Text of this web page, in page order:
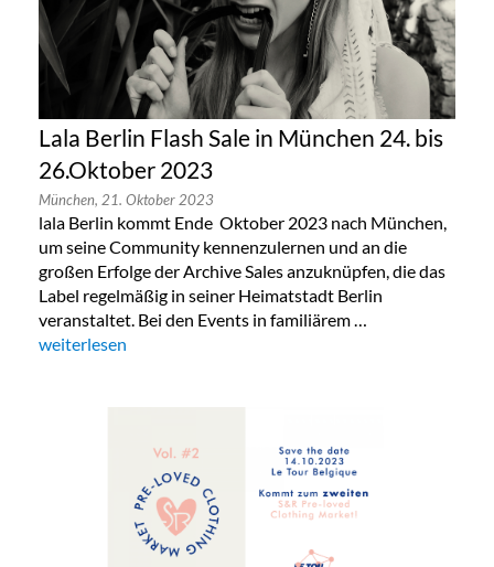
Lala Berlin Flash Sale in München 24. bis
26.Oktober 2023
München, 21. Oktober 2023
lala Berlin kommt Ende Oktober 2023 nach München,
um seine Community kennenzulernen und an die
großen Erfolge der Archive Sales anzuknüpfen, die das
Label regelmäßig in seiner Heimatstadt Berlin
veranstaltet. Bei den Events in familiärem …
„Lala Berlin Flash Sale in München 24. bis 26.Oktober 2023“
weiterlesen